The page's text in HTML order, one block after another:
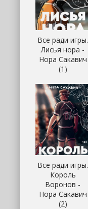
Все ради игры.
Лисья нора -
Нора Сакавич
(1)
Все ради игры.
Король
Воронов -
Нора Сакавич
(2)